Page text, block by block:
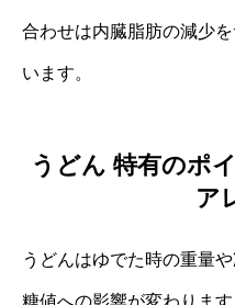
合わせは内臓脂肪の減少
います。
うどん 特有のポ
ア
うどんはゆでた時の重量